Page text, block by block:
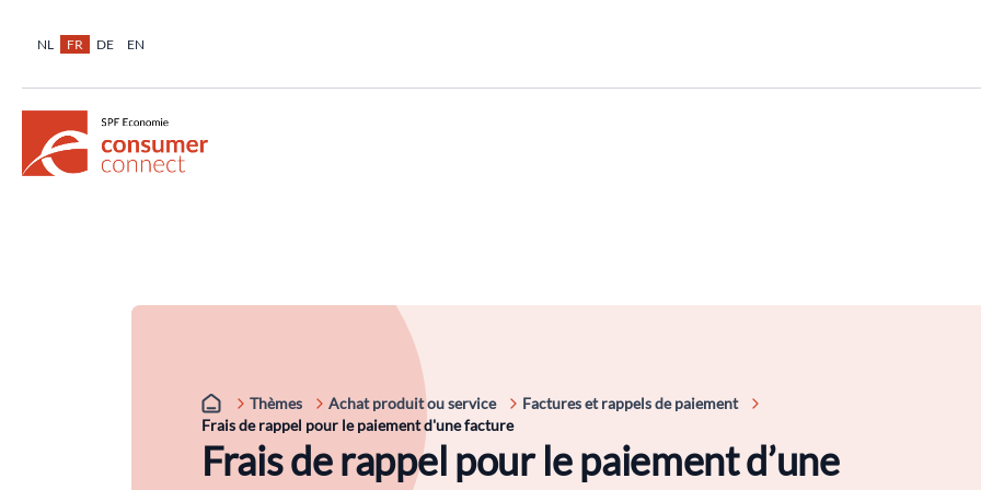
NL FR DE EN
Thèmes Achat produit ou service
Factures et rappels de paiement
Frais de rappel pour le paiement d'une facture
Frais de rappel pour le paiement d’une